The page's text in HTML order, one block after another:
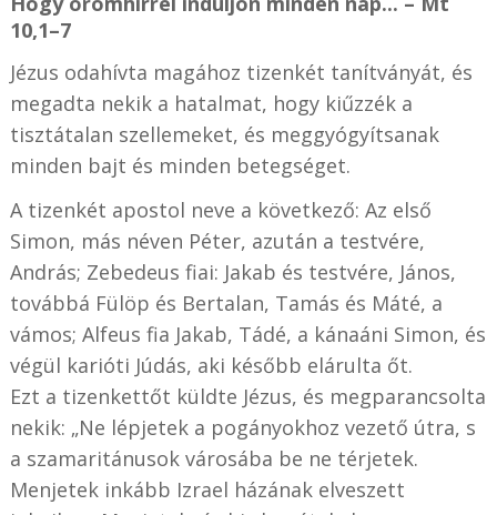
10,1–7
Jézus odahívta magához tizenkét tanítványát, és
megadta nekik a hatalmat, hogy kiűzzék a
tisztátalan szellemeket, és meggyógyítsanak
minden bajt és minden betegséget.
A tizenkét apostol neve a következő: Az első
Simon, más néven Péter, azután a testvére,
András; Zebedeus fiai: Jakab és testvére, János,
továbbá Fülöp és Bertalan, Tamás és Máté, a
vámos; Alfeus fia Jakab, Tádé, a kánaáni Simon, és
végül karióti Júdás, aki később elárulta őt.
Ezt a tizenkettőt küldte Jézus, és megparancsolta
nekik: „Ne lépjetek a pogányokhoz vezető útra, s
a szamaritánusok városába be ne térjetek.
Menjetek inkább Izrael házának elveszett